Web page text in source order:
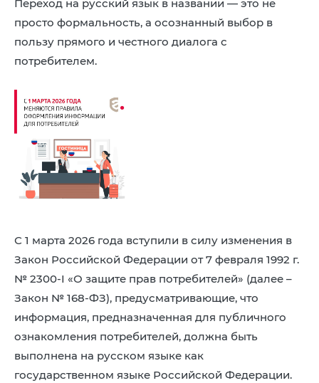
Версия для слабовидящих
КОНТАКТЫ
Переход на русский язык в названии — это не
просто формальность, а осознанный выбор в
пользу прямого и честного диалога с
потребителем.
С 1 марта 2026 года вступили в силу изменения в
Закон Российской Федерации от 7 февраля 1992 г.
№ 2300-I «О защите прав потребителей» (далее –
Закон № 168-ФЗ), предусматривающие, что
информация, предназначенная для публичного
ознакомления потребителей, должна быть
выполнена на русском языке как
государственном языке Российской Федерации.